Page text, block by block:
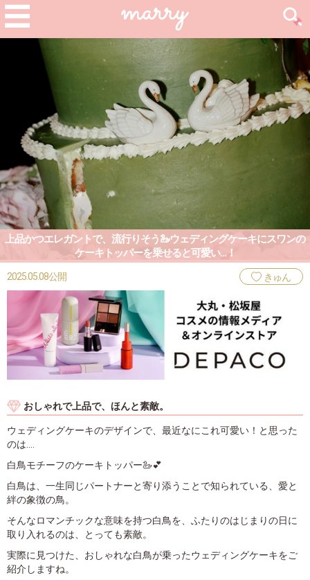
上品かつエレガントで、流行りそう🦢ウェディングケーキにスワンの
ケーキトッパーを乗せると可愛い...！
2025.05.08公開 きゅん
おしゃれで上品で、ほんと素敵。
ウェディングケーキのデザインで、最近なにこれ可愛い！と思った
のは....
白鳥モチーフのケーキトッパー🦢💕
白鳥は、一生同じパートナーと寄り添うことで知られている、愛と
絆の象徴の鳥。
そんなロマンチックな意味を持つ白鳥を、ふたりのはじまりの日に
取り入れるのは、とっても素敵。
実際に見つけた、おしゃれな白鳥が乗ったウェディングケーキをご
紹介しますね。